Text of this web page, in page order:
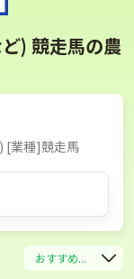
) 競走馬の農
[業種]競走馬
おすすめ...